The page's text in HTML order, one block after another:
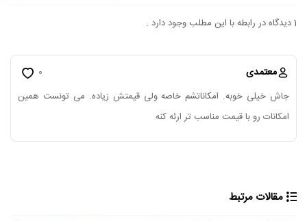
1 دیدگاه در رابطه با این مطلب وجود دارد .
معتمدی
جاش خیلی خوبه. امکاناتشم خاصه ولی قیمتش زیاده. می تونست همین
امکانات رو با قیمت مناسب تر ارئه کنه
0
مقالات مرتبط